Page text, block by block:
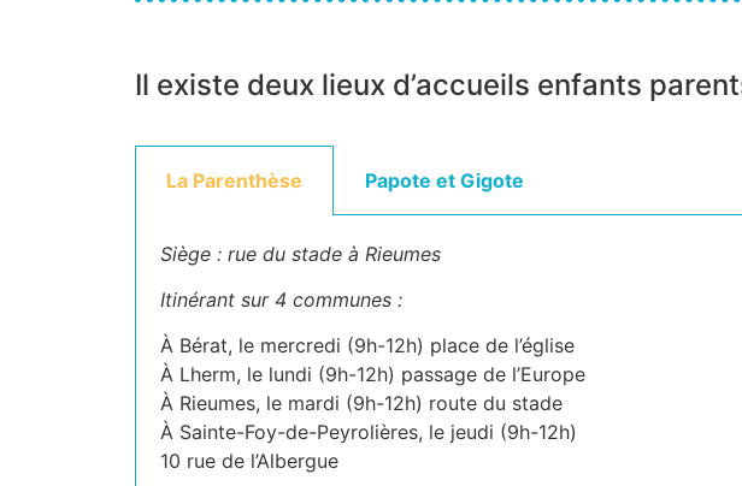
Il existe deux lieux d’accueils enfants
La Parenthèse Papote et Gigote
Siège : rue du stade à Rieumes
Itinérant sur 4 communes :
À Bérat, le mercredi (9h-12h) place de l’église
À Lherm, le lundi (9h-12h) passage de l’Europe
À Rieumes, le mardi (9h-12h) route du stade
À Sainte-Foy-de-Peyrolières, le jeudi (9h-12h)
10 rue de l’Albergue